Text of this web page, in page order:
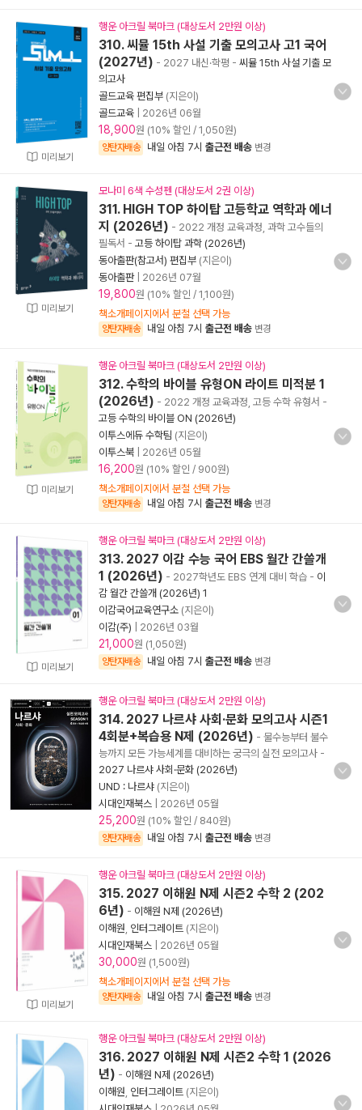
미리보기
행운 아크릴 북마크 (대상도서 2만원 이상)
310. 씨뮬 15th 사설 기출 모의고사 고1 국어
(2027년) - 2027 내신·학평 - 씨뮬 15th 사설 기출 모
의고사
골드교육 편집부 (지은이)
골드교육
2026년 06월
18,900원 (10% 할인 / 1,050원)
양탄자배송 내일 아침 7시 출근전 배송 변경
미리보기
모나미 6색 수성펜 (대상도서 2권 이상)
311. HIGH TOP 하이탑 고등학교 역학과 에너
지 (2026년) - 2022 개정 교육과정, 과학 고수들의
필독서 - 고등 하이탑 과학 (2026년)
동아출판(참고서) 편집부 (지은이)
동아출판| 2026년 07월
19,800원 (10% 할인 / 1,100원)
책소개페이지에서 분철 선택 가능
양탄자배송 내일 아침 7시 출근전 배송 변경
미리보기
행운 아크릴 북마크 (대상도서 2만원 이상)
312. 수학의 바이블 유형ON 라이트 미적분 1
(2026년) - 2022 개정 교육과정, 고등 수학 유형서 -
고등 수학의 바이블 ON (2026년)
이투스에듀 수학팀 (지은이)
이투스북
2026년 05월
16,200원 (10% 할인 / 900원)
책소개페이지에서 분철 선택 가능
양탄자배송 내일 아침 7시 출근전 배송 변경
미리보기
행운 아크릴 북마크 (대상도서 2만원 이상)
313. 2027 이감 수능 국어 EBS 월간 간쓸개
1 (2026년) - 2027학년도 EBS 연계 대비 학습 - 이
감 월간 간쓸개 (2026년) 1
이감국어교육연구소 (지은이)
이감(주)
2026년 03월
21,000원 (1,050원)
양탄자배송 내일 아침 7시 출근전 배송 변경
행운 아크릴 북마크 (대상도서 2만원 이상)
314. 2027 나르샤 사회·문화 모의고사 시즌1
4회분+복습용 N제 (2026년) - 물수능부터 불수
능까지 모든 가능세계를 대비하는 궁극의 실전 모의고사 -
2027 나르샤 사회·문화 (2026년)
UND : 나르샤 (지은이)
시대인재북스
2026년 05월
25,200원 (10% 할인 / 840원)
양탄자배송 내일 아침 7시 출근전 배송 변경
미리보기
행운 아크릴 북마크 (대상도서 2만원 이상)
315. 2027 이해원 N제 시즌2 수학 2 (202
6년) - 이해원 N제 (2026년)
이해원 인터그레이트 (지은이)
시대인재북스
2026년 05월
30,000원 (1,500원)
책소개페이지에서 분철 선택 가능
양탄자배송 내일 아침 7시 출근전 배송 변경
행운 아크릴 북마크 (대상도서 2만원 이상)
316. 2027 이해원 N제 시즌2 수학 1 (2026
년) - 이해원 N제 (2026년)
이해원 인터그레이트 (지은이)